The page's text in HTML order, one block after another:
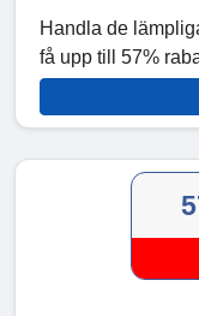
Handla de
få upp till 57%